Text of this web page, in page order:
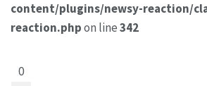
content/plugins/newsy-reaction/
reaction.phpon line342
0